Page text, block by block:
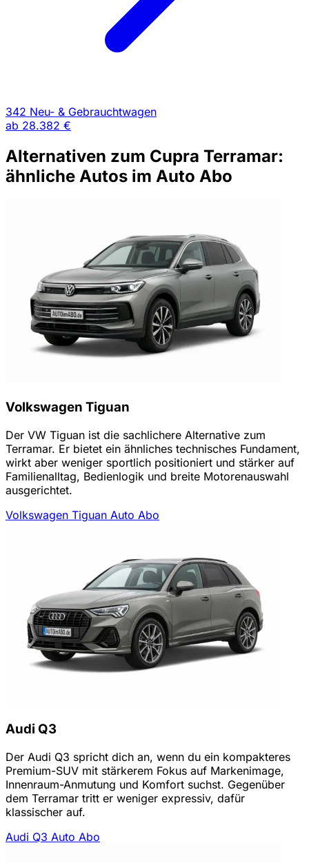
342 Neu- & Gebrauchtwagen
ab 28.382 €
Alternativen zum Cupra Terramar:
ähnliche Autos im Auto Abo
Volkswagen Tiguan
Der VW Tiguan ist die sachlichere Alternative zum
Terramar. Er bietet ein ähnliches technisches Fundament,
wirkt aber weniger sportlich positioniert und stärker auf
Familienalltag, Bedienlogik und breite Motorenauswahl
ausgerichtet.
Volkswagen Tiguan Auto Abo
Audi Q3
Der Audi Q3 spricht dich an, wenn du ein kompakteres
Premium-SUV mit stärkerem Fokus auf Markenimage,
Innenraum-Anmutung und Komfort suchst. Gegenüber
dem Terramar tritt er weniger expressiv, dafür
klassischer auf.
Audi Q3 Auto Abo